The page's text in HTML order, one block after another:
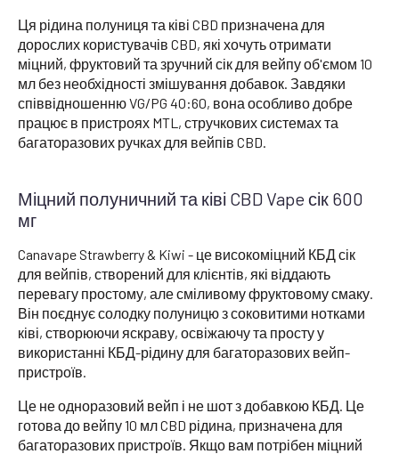
Ця рідина полуниця та ківі CBD призначена для
дорослих користувачів CBD, які хочуть отримати
міцний, фруктовий та зручний сік для вейпу об'ємом 10
мл без необхідності змішування добавок. Завдяки
співвідношенню VG/PG 40:60, вона особливо добре
працює в пристроях MTL, стручкових системах та
багаторазових ручках для вейпів CBD.
Міцний полуничний та ківі CBD Vape сік 600
мг
Canavape Strawberry & Kiwi - це високоміцний КБД сік
для вейпів, створений для клієнтів, які віддають
перевагу простому, але сміливому фруктовому смаку.
Він поєднує солодку полуницю з соковитими нотками
ківі, створюючи яскраву, освіжаючу та просту у
використанні КБД-рідину для багаторазових вейп-
пристроїв.
Це не одноразовий вейп і не шот з добавкою КБД. Це
готова до вейпу 10 мл CBD рідина, призначена для
багаторазових пристроїв. Якщо вам потрібен міцний